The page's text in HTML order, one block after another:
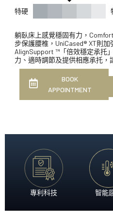
特硬
躺臥床上感覺穩固有力，
步保護腰椎，UniCased® XT則
AlignSupport ™「倍效穩定承托
力、適時調節及提供相應承托，
BOOK
APPOINTMENT
專利科技 智能